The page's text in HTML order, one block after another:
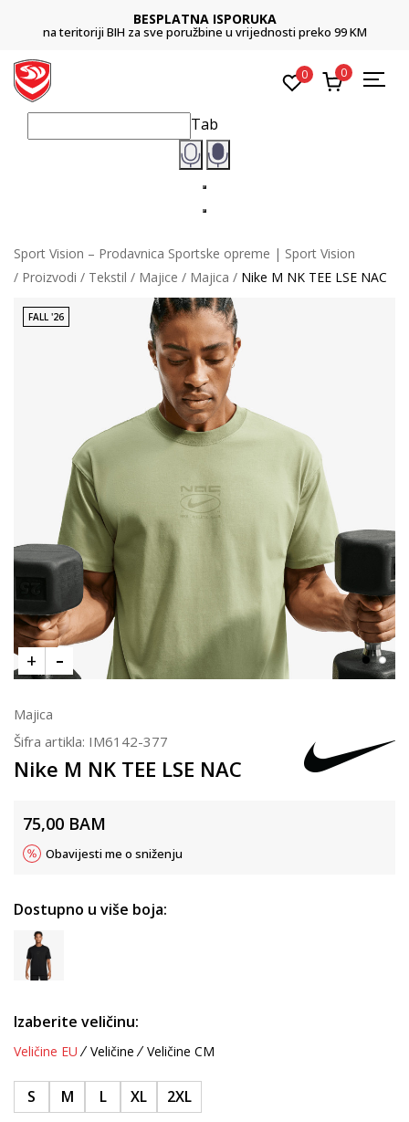
BESPLATNA ISPORUKA
na teritoriji BIH za sve poružbine u vrijednosti preko 99 KM
0 0
Tab
Sport Vision – Prodavnica Sportske opreme | Sport Vision
Proizvodi
Tekstil Majice Majica Nike M NK TEE LSE NAC
FALL '26
Majica
Šifra artikla: IM6142-377
Nike M NK TEE LSE NAC
75,00 BAM
Obavijesti me o sniženju
Dostupno u više boja:
Izaberite veličinu:
Veličine EU Veličine Veličine CM
S M L XL 2XL